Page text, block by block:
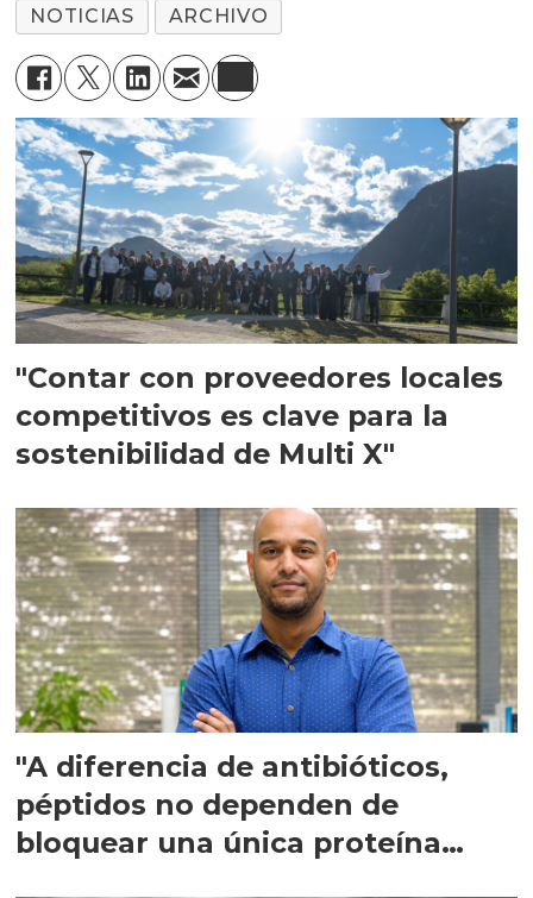
NOTICIAS ARCHIVO
"Contar con proveedores locales
competitivos es clave para la
sostenibilidad de Multi X"
"A diferencia de antibióticos,
péptidos no dependen de
bloquear una única proteína